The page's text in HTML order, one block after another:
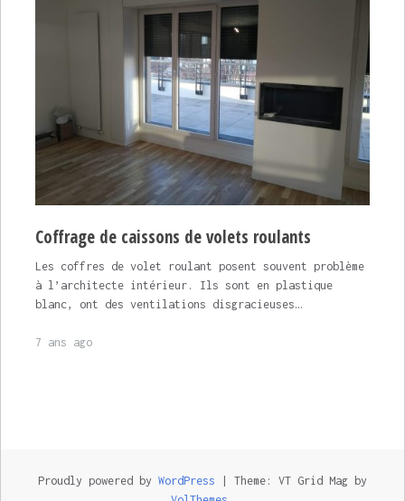
Coffrage de caissons de volets roulants
Les coffres de volet roulant posent souvent problème
à l’architecte intérieur. Ils sont en plastique
blanc, ont des ventilations disgracieuses…
7 ans ago
Proudly powered by WordPress
Theme: VT Grid Mag by